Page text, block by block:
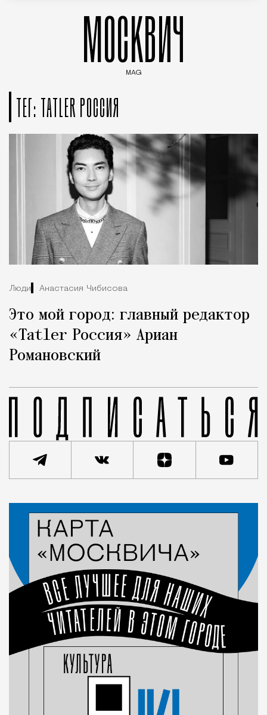
МОСКВИЧ
MAG
ТЕГ: TATLER РОССИЯ
Люди Анастасия Чибисова
Это мой город: главный редактор
«Tatler Россия» Ариан
Романовский